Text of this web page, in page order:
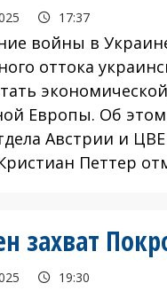
17:37
войны в
оттока
Европы. Об
Австрии и
Петтер
захват
19:30